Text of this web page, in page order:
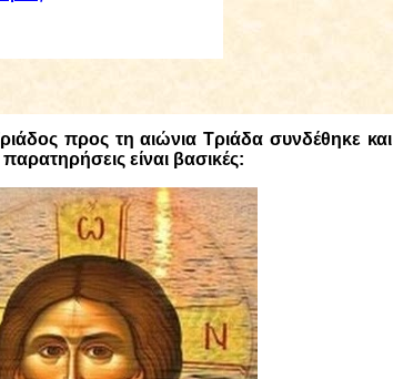
προς τη αιώνια Τριάδα συνδέθηκε και
είναι βασικές: